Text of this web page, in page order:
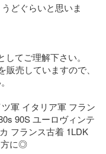
どぐらいと思いま
てご理解下さい。
売していますので、
軍 イタリア軍 フラン
90S ユーロヴィンテ
フランス古着 1LDK
方に◎